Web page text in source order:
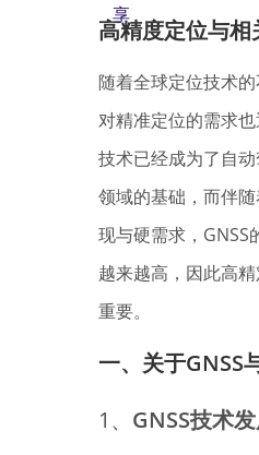
享
高精度定位与相
随着全球定位技术
对精准定位的需求
技术已经成为了自
领域的基础，而伴
现与硬需求，GNSS
越来越高，因此高
重要。
一、 关于GNSS
1、 GNSS技术